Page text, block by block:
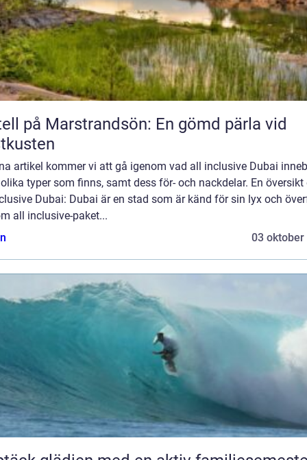
på Marstrandsön: En gömd pärla vid
artikel kommer vi att gå igenom vad all inclusive Dubai
typer som finns, samt dess för- och nackdelar. En översikt
Dubai: Dubai är en stad som är känd för sin lyx och
all inclusive-paket...
03 oktober